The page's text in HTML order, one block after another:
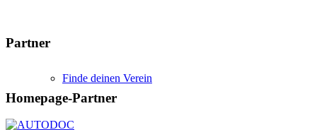
Finde deinen Verein
Partner
Homepage-Partner